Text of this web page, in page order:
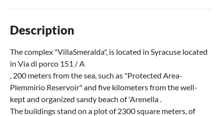
Description
The complex "VillaSmeralda", is located in Syracuse located
in Via di porco 151 / A
, 200 meters from the sea, such as "Protected Area-
Plemmirio Reservoir" and five kilometers from the well-
kept and organized sandy beach of 'Arenella .
The buildings stand on a plot of 2300 square meters, of